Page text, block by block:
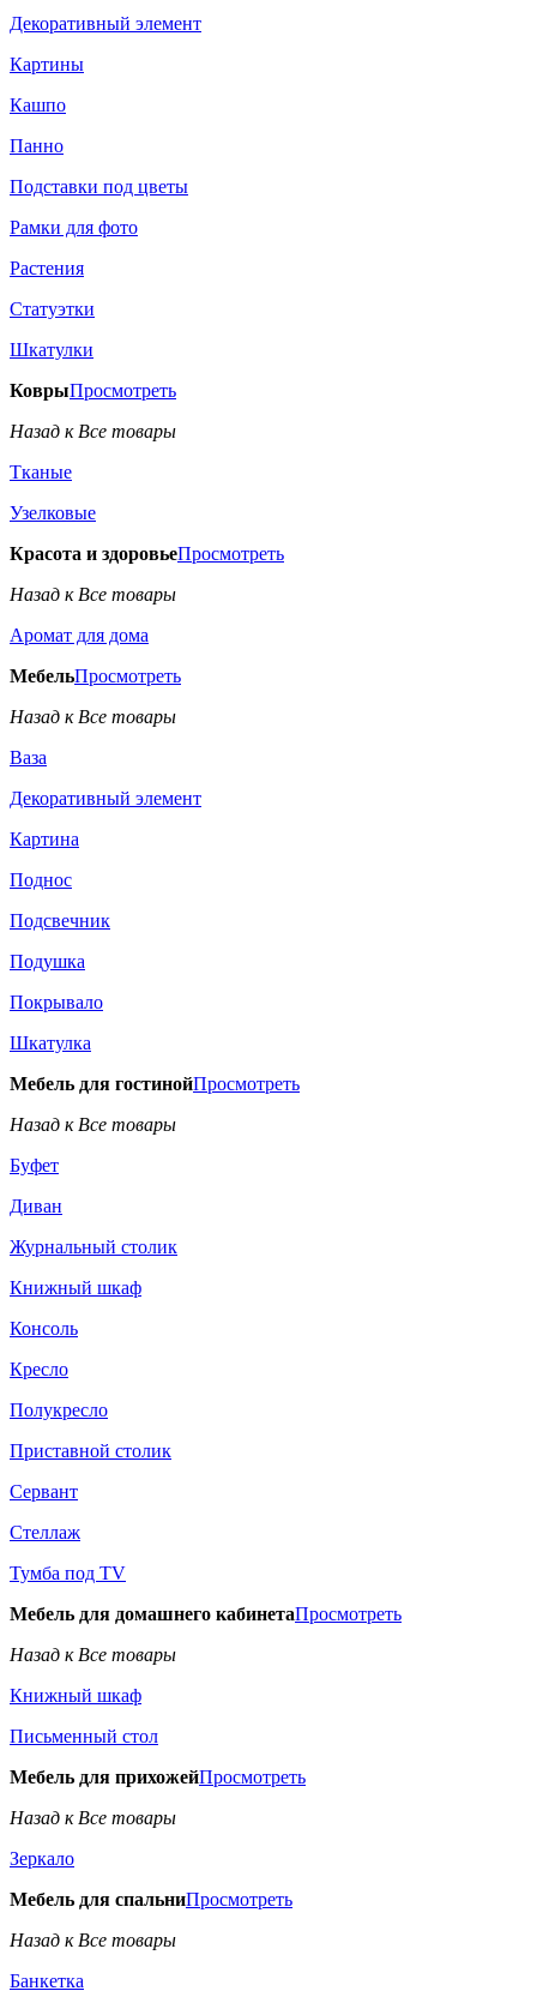
Декоративный элемент
Картины
Кашпо
Панно
Подставки под цветы
Рамки для фото
Растения
Статуэтки
Шкатулки
КоврыПросмотреть
Назад к Все товары
Тканые
Узелковые
Красота и здоровьеПросмотреть
Назад к Все товары
Аромат для дома
МебельПросмотреть
Назад к Все товары
Ваза
Декоративный элемент
Картина
Поднос
Подсвечник
Подушка
Покрывало
Шкатулка
Мебель для гостинойПросмотреть
Назад к Все товары
Буфет
Диван
Журнальный столик
Книжный шкаф
Консоль
Кресло
Полукресло
Приставной столик
Сервант
Стеллаж
Тумба под TV
Мебель для домашнего кабинетаПросмотреть
Назад к Все товары
Книжный шкаф
Письменный стол
Мебель для прихожейПросмотреть
Назад к Все товары
Зеркало
Мебель для спальниПросмотреть
Назад к Все товары
Банкетка